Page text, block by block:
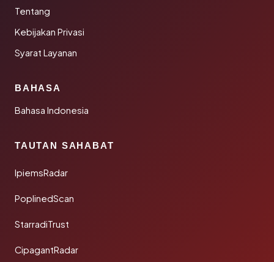
Tentang
Kebijakan Privasi
Syarat Layanan
BAHASA
Bahasa Indonesia
TAUTAN SAHABAT
IpiemsRadar
PoplinedScan
StarradiTrust
CipagantRadar